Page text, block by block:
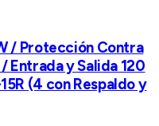
/ Protección Contra
Entrada y Salida 120
(4 con Respaldo y